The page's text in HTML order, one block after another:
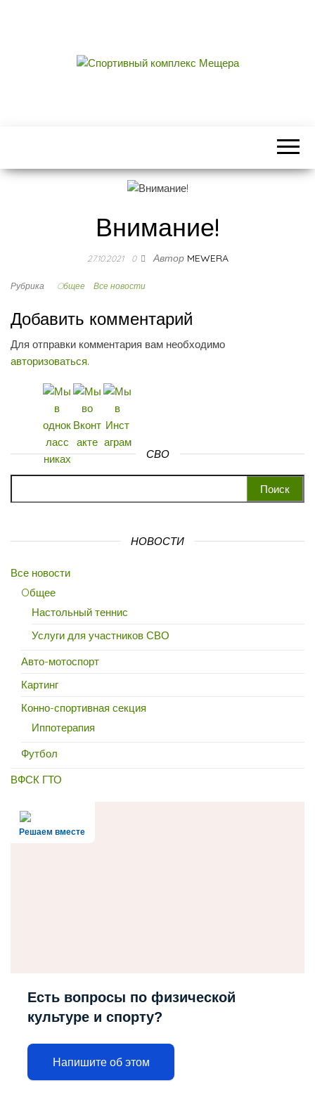
МЕЩЕРА
Внимание!
27.10.2021 0 Автор MEWERA
Рубрика Oбщее Все новости
Добавить комментарий
Для отправки комментария вам необходимо
авторизоваться.
СВО
НОВОСТИ
Все новости
Oбщее
Настольный теннис
Услуги для участников СВО
Авто-мотоспорт
Картинг
Конно-спортивная секция
Иппотерапия
Футбол
ВФСК ГТО
Решаем вместе
Есть вопросы по физической
культуре и спорту?
Напишите об этом